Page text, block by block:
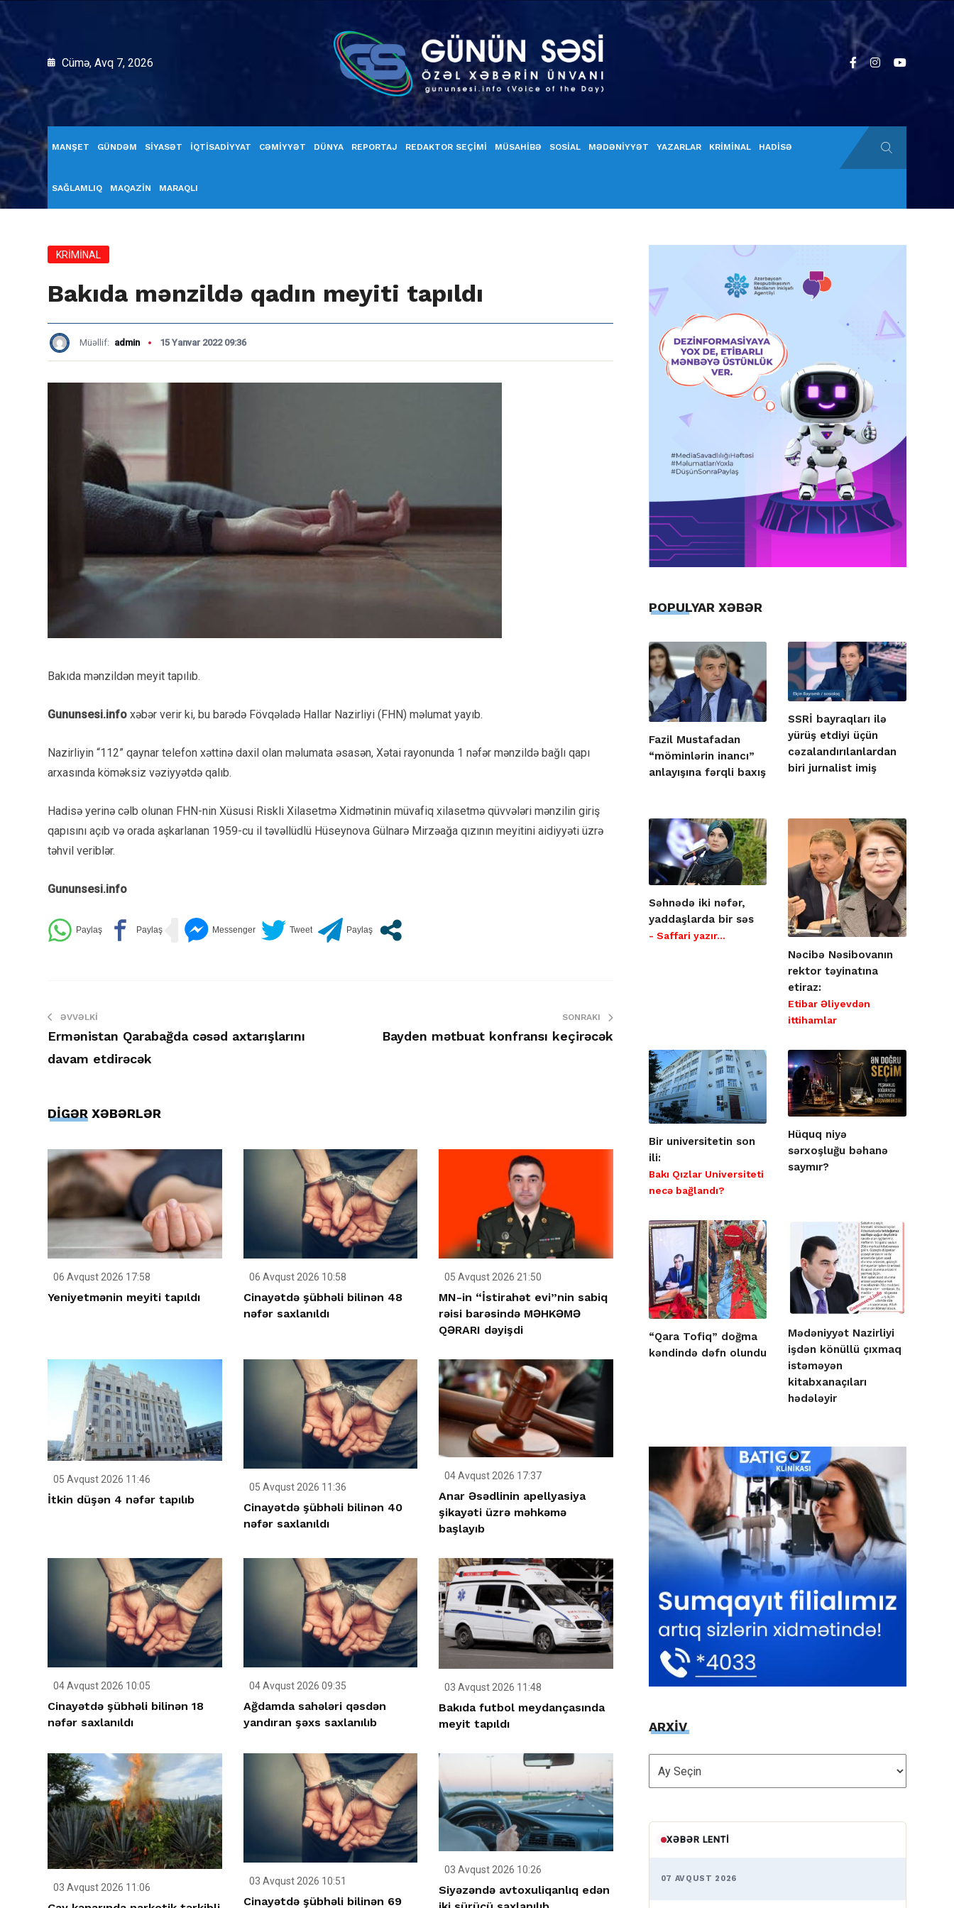
Cümə, Avq 7, 2026
MANŞET GÜNDƏM SİYASƏT İQTİSADİYYAT CƏMİYYƏT DÜNYA REPORTAJ REDAKTOR SEÇİMİ MÜSAHİBƏ SOSİAL MƏDƏNİYYƏT YAZARLAR KRİMİNAL HADİSƏ
SAĞLAMLIQ MAQAZİN MARAQLI
KRİMİNAL
Bakıda mənzildə qadın meyiti tapıldı
Müəllif: admin 15 Yanvar 2022 09:36
Bakıda mənzildən meyit tapılıb.
Gununsesi.info xəbər verir ki, bu barədə Fövqəladə Hallar Nazirliyi (FHN) məlumat yayıb.
Nazirliyin “112” qaynar telefon xəttinə daxil olan məlumata əsasən, Xətai rayonunda 1 nəfər mənzildə bağlı qapı
arxasında köməksiz vəziyyətdə qalıb.
Hadisə yerinə cəlb olunan FHN-nin Xüsusi Riskli Xilasetmə Xidmətinin müvafiq xilasetmə qüvvələri mənzilin giriş
qapısını açıb və orada aşkarlanan 1959-cu il təvəllüdlü Hüseynova Gülnarə Mirzəağa qızının meyitini aidiyyəti üzrə
təhvil veriblər.
Gununsesi.info
ƏVVƏLKI
Ermənistan Qarabağda cəsəd axtarışlarını
davam etdirəcək
SONRAKI
Bayden mətbuat konfransı keçirəcək
DİGƏR XƏBƏRLƏR
06 Avqust 2026 17:58
Yeniyetmənin meyiti tapıldı
06 Avqust 2026 10:58
Cinayətdə şübhəli bilinən 48
nəfər saxlanıldı
05 Avqust 2026 21:50
MN-in “İstirahət evi”nin sabiq
rəisi barəsində MƏHKƏMƏ
QƏRARI dəyişdi
05 Avqust 2026 11:46
İtkin düşən 4 nəfər tapılıb
05 Avqust 2026 11:36
Cinayətdə şübhəli bilinən 40
nəfər saxlanıldı
04 Avqust 2026 17:37
Anar Əsədlinin apellyasiya
şikayəti üzrə məhkəmə
başlayıb
04 Avqust 2026 10:05
Cinayətdə şübhəli bilinən 18
nəfər saxlanıldı
04 Avqust 2026 09:35
Ağdamda sahələri qəsdən
yandıran şəxs saxlanılıb
03 Avqust 2026 11:48
Bakıda futbol meydançasında
meyit tapıldı
03 Avqust 2026 11:06
03 Avqust 2026 10:51
Cinayətdə şübhəli bilinən 69
03 Avqust 2026 10:26
Siyəzəndə avtoxuliqanlıq edən
POPULYAR XƏBƏR
Fazil Mustafadan
“möminlərin inancı”
anlayışına fərqli baxış
SSRİ bayraqları ilə
yürüş etdiyi üçün
cəzalandırılanlardan
biri jurnalist imiş
Səhnədə iki nəfər,
yaddaşlarda bir səs
- Saffari yazır…
Nəcibə Nəsibovanın
rektor təyinatına
etiraz:
Etibar Əliyevdən
ittihamlar
Bir universitetin son
ili:
Bakı Qızlar Universiteti
necə bağlandı?
Hüquq niyə
sərxoşluğu bəhanə
saymır?
“Qara Tofiq” doğma
kəndində dəfn olundu
Mədəniyyət Nazirliyi
işdən könüllü çıxmaq
istəməyən
kitabxanaçıları
hədələyir
ARXİV
ARXİV
XƏBƏR LENTI
07 AVQUST 2026